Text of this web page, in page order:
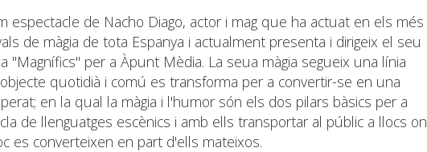
espectacle de Nacho Diago, actor i mag que ha actuat en els més
de màgia de tota Espanya i actualment presenta i dirigeix el seu
"Magnífics" per a Àpunt Mèdia. La seua màgia segueix una línia
quotidià i comú es transforma per a convertir-se en una
en la qual la màgia i l'humor són els dos pilars bàsics per a
de llenguatges escènics i amb ells transportar al públic a llocs on
es converteixen en part d'ells mateixos.